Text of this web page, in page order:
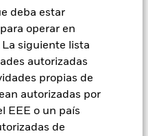
deba estar
operar en
siguiente lista
autorizadas
propias de
autorizadas por
EEE o un país
de
en otros valores
resulte oportuno, en
instrumentos del
títulos de deuda con
y efectivo. La GI tendrá
medioambientales,
(ESG) a la hora de
adecuada para el Fondo
no serán el único criterio
limitar y/o excluir las